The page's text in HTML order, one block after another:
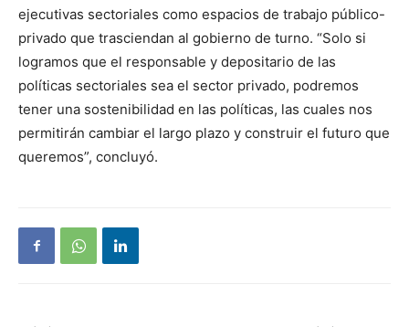
ejecutivas sectoriales como espacios de trabajo público-
privado que trasciendan al gobierno de turno. “Solo si
logramos que el responsable y depositario de las
políticas sectoriales sea el sector privado, podremos
tener una sostenibilidad en las políticas, las cuales nos
permitirán cambiar el largo plazo y construir el futuro que
queremos”, concluyó.